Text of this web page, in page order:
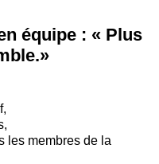
équipe : « Plus
les membres de la